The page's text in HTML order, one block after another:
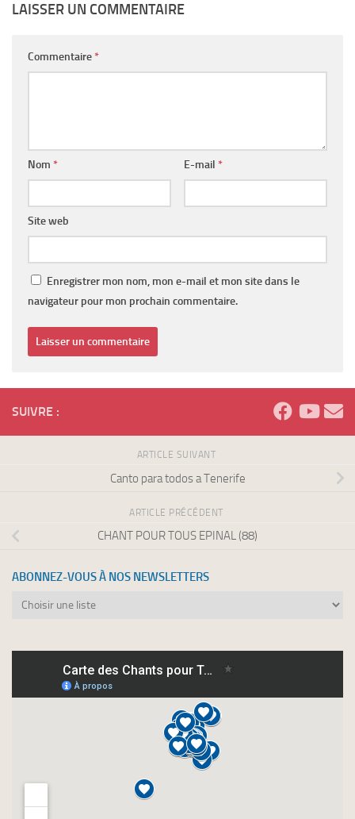
LAISSER UN COMMENTAIRE
Commentaire *
Nom * E-mail *
Site web
Enregistrer mon nom, mon e-mail et mon site dans le
navigateur pour mon prochain commentaire.
SUIVRE :
ARTICLE SUIVANT
Canto para todos a Tenerife
ARTICLE PRÉCÉDENT
CHANT POUR TOUS EPINAL (88)
ABONNEZ-VOUS À NOS NEWSLETTERS
Abonnez-
newsletters